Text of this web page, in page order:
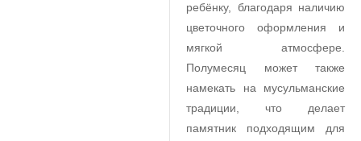
ребёнку, благодаря наличию
цветочного оформления и
мягкой атмосфере.
Полумесяц может также
намекать на мусульманские
традиции, что делает
памятник подходящим для